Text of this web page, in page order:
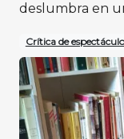
deslumbra en
Crítica de